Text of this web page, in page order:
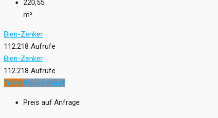
220,55
m²
Bien-Zenker
112.218 Aufrufe
Bien-Zenker
112.218 Aufrufe
Trend Hausentwurf
Preis auf Anfrage